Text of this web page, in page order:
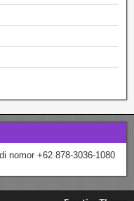
nomor +62 878-3036-1080